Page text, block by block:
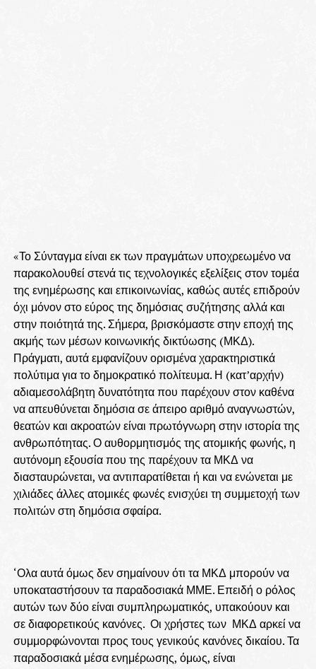
«Το Σύνταγμα είναι εκ των πραγμάτων υποχρεωμένο να
παρακολουθεί στενά τις τεχνολογικές εξελίξεις στον τομέα
της ενημέρωσης και επικοινωνίας, καθώς αυτές επιδρούν
όχι μόνον στο εύρος της δημόσιας συζήτησης αλλά και
στην ποιότητά της. Σήμερα, βρισκόμαστε στην εποχή της
ακμής των μέσων κοινωνικής δικτύωσης (ΜΚΔ).
Πράγματι, αυτά εμφανίζουν ορισμένα χαρακτηριστικά
πολύτιμα για το δημοκρατικό πολίτευμα. Η (κατ’αρχήν)
αδιαμεσολάβητη δυνατότητα που παρέχουν στον καθένα
να απευθύνεται δημόσια σε άπειρο αριθμό αναγνωστών,
θεατών και ακροατών είναι πρωτόγνωρη στην ιστορία της
ανθρωπότητας. Ο αυθορμητισμός της ατομικής φωνής, η
αυτόνομη εξουσία που της παρέχουν τα ΜΚΔ να
διασταυρώνεται, να αντιπαρατίθεται ή και να ενώνεται με
χιλιάδες άλλες ατομικές φωνές ενισχύει τη συμμετοχή των
πολιτών στη δημόσια σφαίρα.
‘Ολα αυτά όμως δεν σημαίνουν ότι τα ΜΚΔ μπορούν να
υποκαταστήσουν τα παραδοσιακά ΜΜΕ. Επειδή ο ρόλος
αυτών των δύο είναι συμπληρωματικός, υπακούουν και
σε διαφορετικούς κανόνες. Οι χρήστες των ΜΚΔ αρκεί να
συμμορφώνονται προς τους γενικούς κανόνες δικαίου. Τα
παραδοσιακά μέσα ενημέρωσης, όμως, είναι